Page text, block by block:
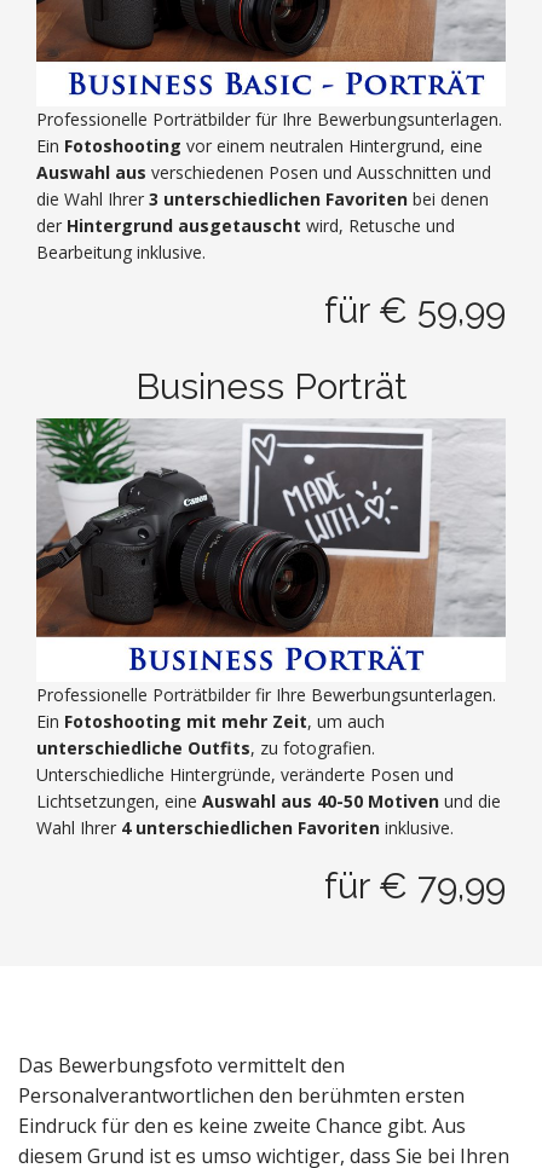
Professionelle Porträtbilder für Ihre Bewerbungsunterlagen.
Ein Fotoshooting vor einem neutralen Hintergrund, eine
Auswahl aus verschiedenen Posen und Ausschnitten und
die Wahl Ihrer 3 unterschiedlichen Favoriten bei denen
der Hintergrund ausgetauscht wird, Retusche und
Bearbeitung inklusive.
für € 59,99
Business Porträt
Professionelle Porträtbilder fir Ihre Bewerbungsunterlagen.
Ein Fotoshooting mit mehr Zeit, um auch
unterschiedliche Outfits, zu fotografien.
Unterschiedliche Hintergründe, veränderte Posen und
Lichtsetzungen, eine Auswahl aus 40-50 Motiven und die
Wahl Ihrer 4 unterschiedlichen Favoriten inklusive.
für € 79,99
Das Bewerbungsfoto vermittelt den
Personalverantwortlichen den berühmten ersten
Eindruck für den es keine zweite Chance gibt. Aus
diesem Grund ist es umso wichtiger, dass Sie bei Ihren